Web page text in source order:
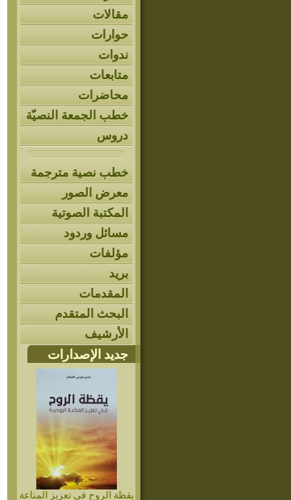
مقالات
حوارات
ندوات
متابعات
محاضرات
خطب الجمعة النصيّة
دروس
خطب نصية مترجمة
معرض الصور
المكتبة الصوتية
مسائل وردود
مؤلفات
بريد
المقدمات
البحث المتقدم
الأرشيف
جديد الإصدارات
يقظة الروح في تعزيز المناعة